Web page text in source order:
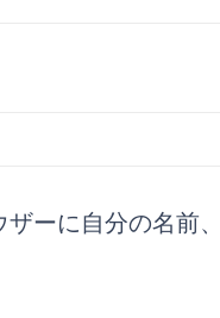
ーに自分の名前